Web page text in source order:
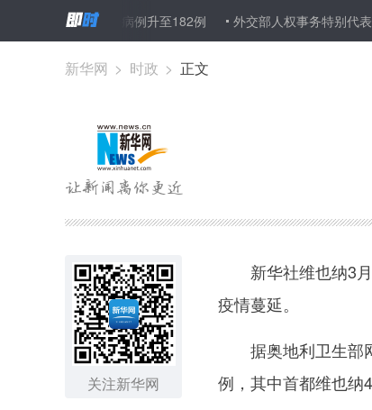
地利新冠肺炎确诊病例升至182例 外交部人权事务特别代表
新华网 > 时政 > 正文
关注新华网
新华社维也纳3月
疫情蔓延。
据奥地利卫生部网
例，其中首都维也纳